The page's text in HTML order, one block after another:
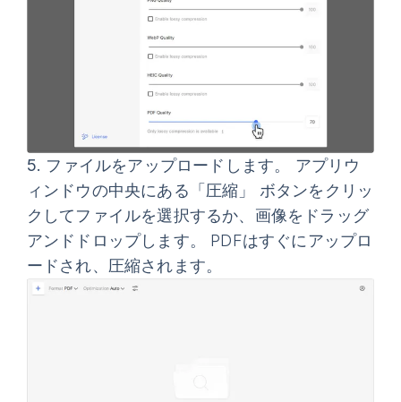
5. ファイルをアップロードします。 アプリウ
ィンドウの中央にある 「圧縮」
ボタンをクリッ
クしてファイルを選択するか、画像をドラッグ
アンドドロップします。 PDFはすぐにアップロ
ードされ、圧縮されます。